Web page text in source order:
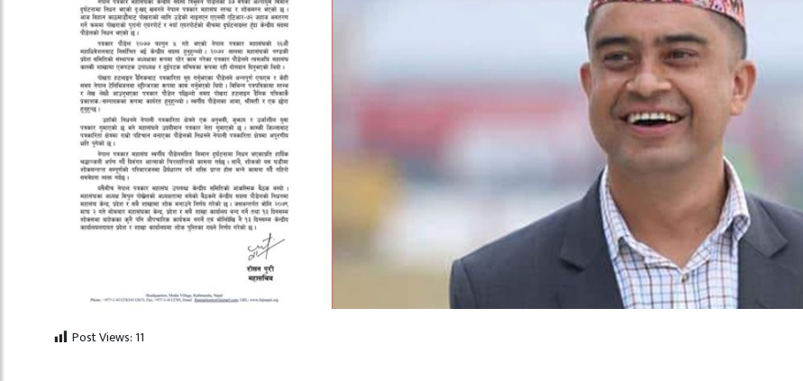
Post Views: 11